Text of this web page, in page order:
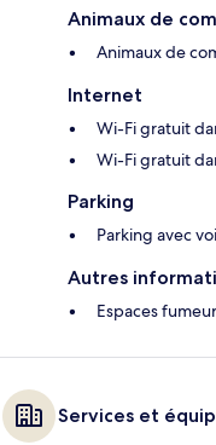
Animaux de
Animaux de
Internet
Wi-Fi gratuit
Wi-Fi gratuit
Parking
Parking avec
Autres
Espaces
Services et